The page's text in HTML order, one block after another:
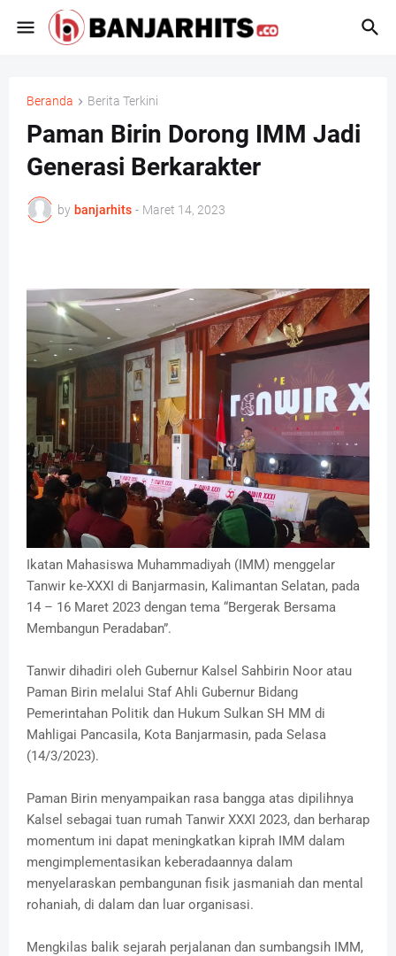
Beranda Berita Terkini
Paman Birin Dorong IMM Jadi
Generasi Berkarakter
by banjarhits - Maret 14, 2023
Ikatan Mahasiswa Muhammadiyah (IMM) menggelar
Tanwir ke-XXXI di Banjarmasin, Kalimantan Selatan, pada
14 – 16 Maret 2023 dengan tema “Bergerak Bersama
Membangun Peradaban”.
Tanwir dihadiri oleh Gubernur Kalsel Sahbirin Noor atau
Paman Birin melalui Staf Ahli Gubernur Bidang
Pemerintahan Politik dan Hukum Sulkan SH MM di
Mahligai Pancasila, Kota Banjarmasin, pada Selasa
(14/3/2023).
Paman Birin menyampaikan rasa bangga atas dipilihnya
Kalsel sebagai tuan rumah Tanwir XXXI 2023, dan berharap
momentum ini dapat meningkatkan kiprah IMM dalam
mengimplementasikan keberadaannya dalam
menyelaraskan pembangunan fisik jasmaniah dan mental
rohaniah, di dalam dan luar organisasi.
Mengkilas balik sejarah perjalanan dan sumbangsih IMM,